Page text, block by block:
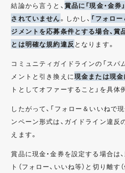
結論から言うと、賞品に「現金・金
されていません。しかし、 「フォロ
ジメントを応募条件とする場合、賞
とは明確な規約違反 となります。
コミュニティガイドラインの「スパ
メントと引き換えに現金または現
トとしてオファーすること」を具体
したがって、「フォロー＆いいねで
ンペーン形式は、ガイドライン違
えます。
賞品に現金・金券を設定する場合は
ト（フォロー、いいね等）と切り離す